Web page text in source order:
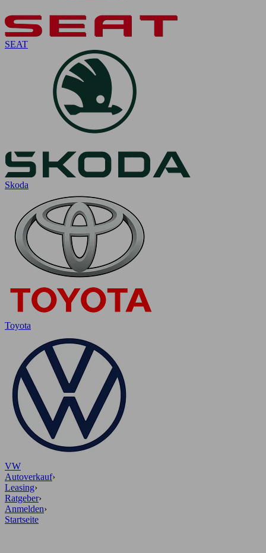
SEAT
Skoda
Toyota
VW
Autoverkauf›
Leasing›
Ratgeber›
Anmelden›
Startseite